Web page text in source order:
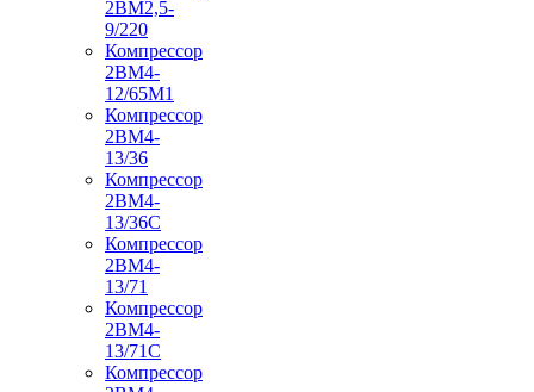
2ВМ2,5-
9/220
Компрессор
2ВМ4-
12/65М1
Компрессор
2ВМ4-
13/36
Компрессор
2ВМ4-
13/36С
Компрессор
2ВМ4-
13/71
Компрессор
2ВМ4-
13/71С
Компрессор